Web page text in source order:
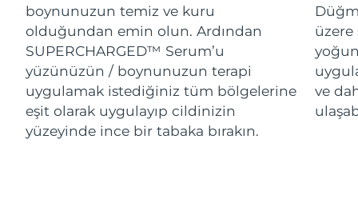
boynunuzun temiz ve kuru
olduğundan emin olun. Ardından
SUPERCHARGED™ Serum’u
yüzünüzün / boynunuzun terapi
uygulamak istediğiniz tüm bölgelerine
eşit olarak uygulayıp cildinizin
yüzeyinde ince bir tabaka bırakın.
üzere
ve